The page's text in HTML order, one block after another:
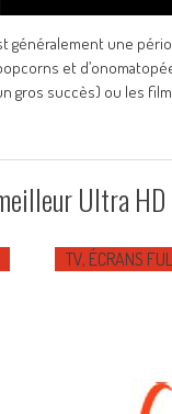
généralement une
et
gros succès) ou les
Ultra HD
TV, ÉCRANS